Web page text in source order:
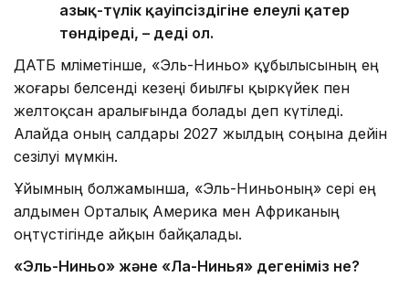
азық-түлік қауіпсіздігіне елеулі қатер
төндіреді, – деді ол.
ДАТБ мәліметінше, «Эль-Ниньо» құбылысының ең
жоғары белсенді кезеңі биылғы қыркүйек пен
желтоқсан аралығында болады деп күтіледі.
Алайда оның салдары 2027 жылдың соңына дейін
сезілуі мүмкін.
Ұйымның болжамынша, «Эль-Ниньоның» әсері ең
алдымен Орталық Америка мен Африканың
оңтүстігінде айқын байқалады.
«Эль-Ниньо» және «Ла-Нинья» дегеніміз не?